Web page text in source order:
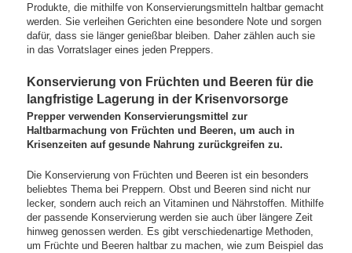
Produkte, die mithilfe von Konservierungsmitteln haltbar gemacht
werden. Sie verleihen Gerichten eine besondere Note und sorgen
dafür, dass sie länger genießbar bleiben. Daher zählen auch sie
in das Vorratslager eines jeden Preppers.
Konservierung von Früchten und Beeren für die
langfristige Lagerung in der Krisenvorsorge
Prepper verwenden Konservierungsmittel zur
Haltbarmachung von Früchten und Beeren, um auch in
Krisenzeiten auf gesunde Nahrung zurückgreifen zu.
Die Konservierung von Früchten und Beeren ist ein besonders
beliebtes Thema bei Preppern. Obst und Beeren sind nicht nur
lecker, sondern auch reich an Vitaminen und Nährstoffen. Mithilfe
der passende Konservierung werden sie auch über längere Zeit
hinweg genossen werden. Es gibt verschiedenartige Methoden,
um Früchte und Beeren haltbar zu machen, wie zum Beispiel das